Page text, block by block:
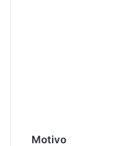
Motivo